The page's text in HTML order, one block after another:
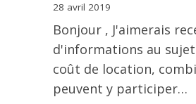
28 avril 2019
Bonjour , J'aimerais
d'informations au
coût de location,
peuvent y participer…